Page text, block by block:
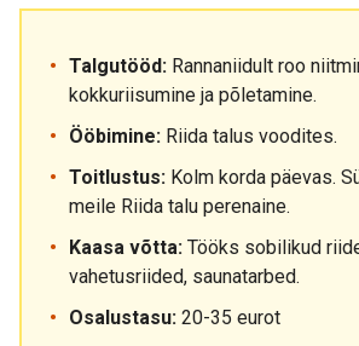
Talgutööd: Rannaniidult roo
kokkuriisumine ja põletamine.
Ööbimine: Riida talus voodites.
Toitlustus: Kolm korda päevas.
meile Riida talu perenaine.
Kaasa võtta: Tööks sobilikud
vahetusriided, saunatarbed.
Osalustasu: 20-35 eurot